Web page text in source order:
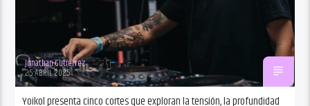
Jonathan Gutiérrez
25 ABRIL 2025
Yoikol presenta cinco cortes que exploran la tensión, la profundidad